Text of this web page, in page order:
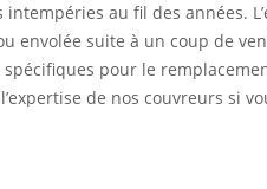
au fil des années.
envolée suite à un coup de
pour le
de nos couvreurs si